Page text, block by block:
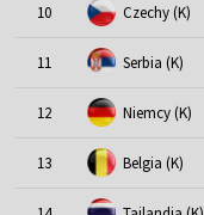
10 Czechy (K)
11 Serbia (K)
12 Niemcy (K)
13 Belgia (K)